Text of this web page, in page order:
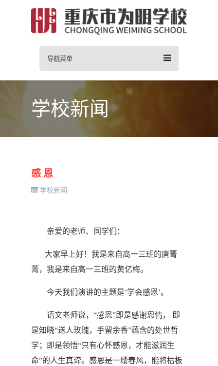
导航菜单
学校新闻
感 恩
学校新闻
亲爱的老师、同学们：
大家早上好！我是来自高一三班的唐菁
菁，我是来自高一三班的黄亿梅。
今天我们演讲的主题是‘学会感恩’。
语文老师说，“感恩”即是感谢恩情， 即
是知晓“送人玫瑰，手留余香”蕴含的处世哲
学；即是领悟“只有心怀感恩，才能滋润生
命”的人生真谛。感恩是一缕春风，能将枯板